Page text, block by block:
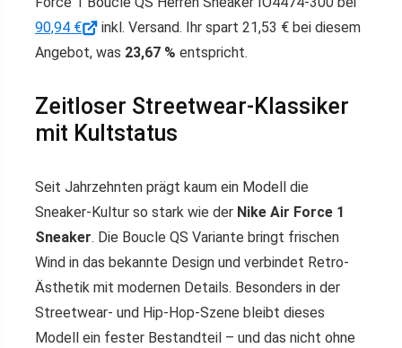
90,94 €
inkl. Versand. Ihr spart 21,53 € bei diesem
Angebot, was 23,67 % entspricht.
Zeitloser Streetwear-Klassiker
mit Kultstatus
Seit Jahrzehnten prägt kaum ein Modell die
Sneaker-Kultur so stark wie der Nike Air Force 1
Sneaker. Die Boucle QS Variante bringt frischen
Wind in das bekannte Design und verbindet Retro-
Ästhetik mit modernen Details. Besonders in der
Streetwear- und Hip-Hop-Szene bleibt dieses
Modell ein fester Bestandteil – und das nicht ohne